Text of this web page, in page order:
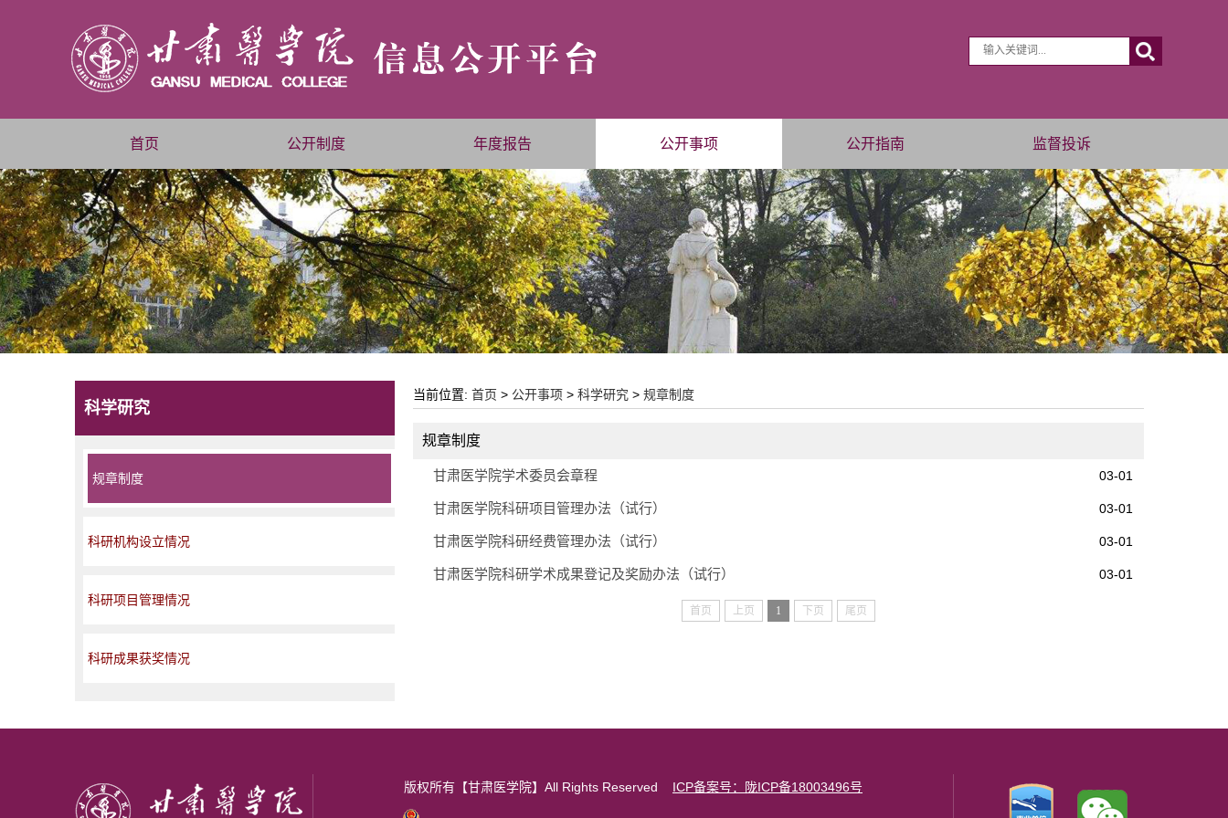
首页 公开制度 年度报告 公开事项 公开指南 监督投诉
科学研究
规章制度
科研机构设立情况
科研项目管理情况
科研成果获奖情况
当前位置: 首页 > 公开事项 > 科学研究 > 规章制度
规章制度
甘肃医学院学术委员会章程 03-01
甘肃医学院科研项目管理办法（试行） 03-01
甘肃医学院科研经费管理办法（试行） 03-01
甘肃医学院科研学术成果登记及奖励办法（试行） 03-01
首页 上页 1 下页 尾页
版权所有【甘肃医学院】All Rights Reserved ICP备案号：陇ICP备18003496号